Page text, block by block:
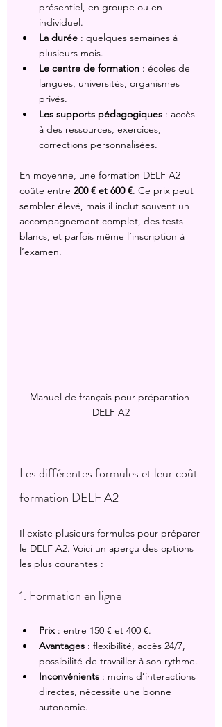
présentiel, en groupe ou en
individuel.
La durée : quelques semaines à
plusieurs mois.
Le centre de formation : écoles de
langues, universités, organismes
privés.
Les supports pédagogiques : accès
à des ressources, exercices,
corrections personnalisées.
En moyenne, une formation DELF A2
coûte entre 200 € et 600 €. Ce prix peut
sembler élevé, mais il inclut souvent un
accompagnement complet, des tests
blancs, et parfois même l’inscription à
l’examen.
Manuel de français pour préparation
DELF A2
Les différentes formules et leur coût
formation DELF A2
Il existe plusieurs formules pour préparer
le DELF A2. Voici un aperçu des options
les plus courantes :
1. Formation en ligne
Prix : entre 150 € et 400 €.
Avantages : flexibilité, accès 24/7,
possibilité de travailler à son rythme.
Inconvénients : moins d’interactions
directes, nécessite une bonne
autonomie.